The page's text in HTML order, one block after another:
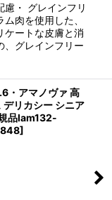
慮・ グレインフリ
肉を使用した、
ケートな皮膚と消
、グレインフリー
・アマノヴァ 高
デリカシー シニア
品lam132-
]